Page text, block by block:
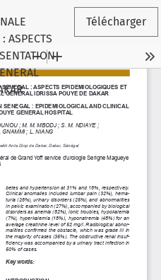
sur l'article
ASPECTS
Télécharger